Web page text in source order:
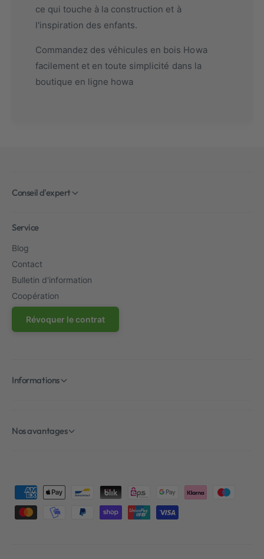
ce qui touche à la construction et à
l'inspiration des enfants.
Commandez des véhicules en bois Howa
facilement et en toute simplicité dans la
boutique en ligne howa
Conseil d'expert
Service
Blog
Contact
Bulletin d'information
Coopération
Révoquer le contrat
Informations
Nos avantages
é